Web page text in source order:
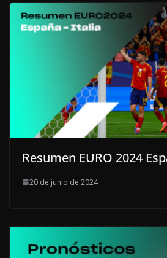
Resumen EURO 2024
20 de junio de 2024